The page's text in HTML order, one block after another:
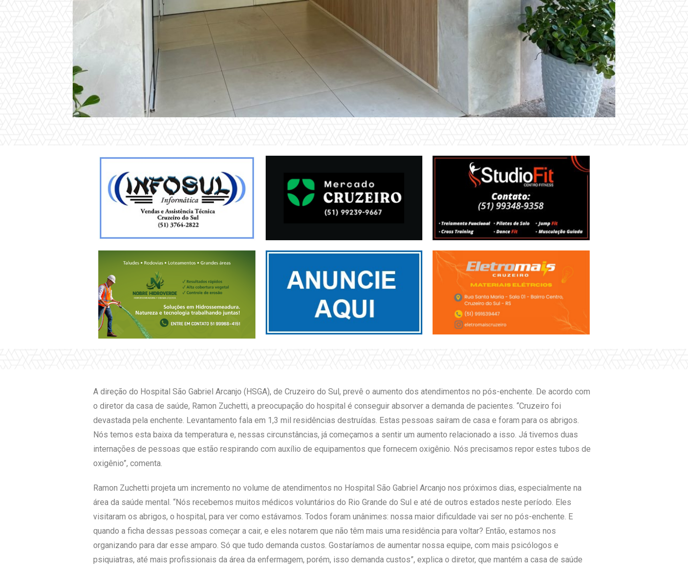
A direção do Hospital São Gabriel Arcanjo (HSGA), de Cruzeiro do Sul, prevê o aumento dos atendimentos no pós-enchente. De acordo com
o diretor da casa de saúde, Ramon Zuchetti, a preocupação do hospital é conseguir absorver a demanda de pacientes. “Cruzeiro foi
devastada pela enchente. Levantamento fala em 1,3 mil residências destruídas. Estas pessoas saíram de casa e foram para os abrigos.
Nós temos esta baixa da temperatura e, nessas circunstâncias, já começamos a sentir um aumento relacionado a isso. Já tivemos duas
internações de pessoas que estão respirando com auxílio de equipamentos que fornecem oxigênio. Nós precisamos repor estes tubos de
oxigênio”, comenta.
Ramon Zuchetti projeta um incremento no volume de atendimentos no Hospital São Gabriel Arcanjo nos próximos dias, especialmente na
área da saúde mental. “Nós recebemos muitos médicos voluntários do Rio Grande do Sul e até de outros estados neste período. Eles
visitaram os abrigos, o hospital, para ver como estávamos. Todos foram unânimes: nossa maior dificuldade vai ser no pós-enchente. E
quando a ficha dessas pessoas começar a cair, e eles notarem que não têm mais uma residência para voltar? Então, estamos nos
organizando para dar esse amparo. Só que tudo demanda custos. Gostaríamos de aumentar nossa equipe, com mais psicólogos e
psiquiatras, até mais profissionais da área da enfermagem, porém, isso demanda custos”, explica o diretor, que mantém a casa de saúde